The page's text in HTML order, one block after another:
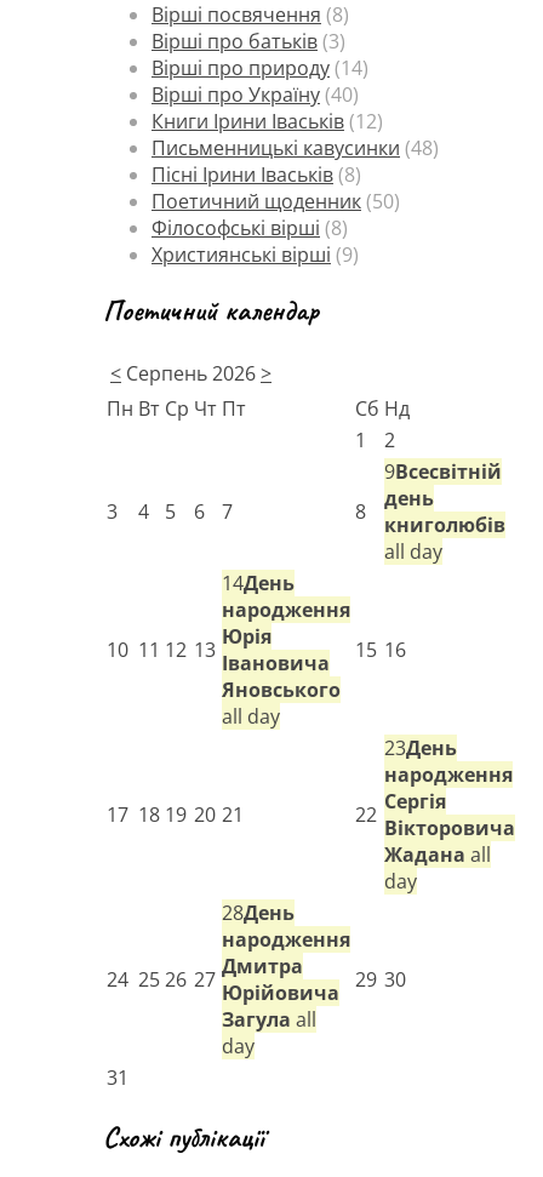
Вірші посвячення (8)
Вірші про батьків(3)
Вірші про природу(14)
Вірші про Україну(40)
Книги Ірини Іваськів(12)
Письменницькі кавусинки (48)
Пісні Ірини Іваськів(8)
Поетичний щоденник(50)
Філософські вірші (8)
Християнські вірші (9)
Поетичний календар
< Серпень 2026>
Пн Вт Ср Чт Пт Сб Нд
1
2
3 4 5 6 7 8
9Всесвітній
день
книголюбів
all day
10 11 12 13
14День
народження
Юрія
Івановича
Яновського
all day
15 16
17 18 19 20 21 22
23День
народження
Сергія
Вікторовича
Жадана all
day
24 2526 27
28День
народження
Дмитра
Юрійовича
Загула all
day
29 30
31
Схожі публікації